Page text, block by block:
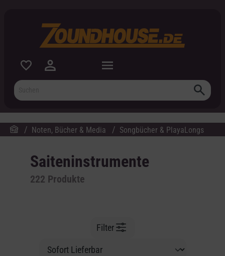
Noten, Bücher & Media Songbücher & PlayaLongs
Saiteninstrumente
222 Produkte
Filter